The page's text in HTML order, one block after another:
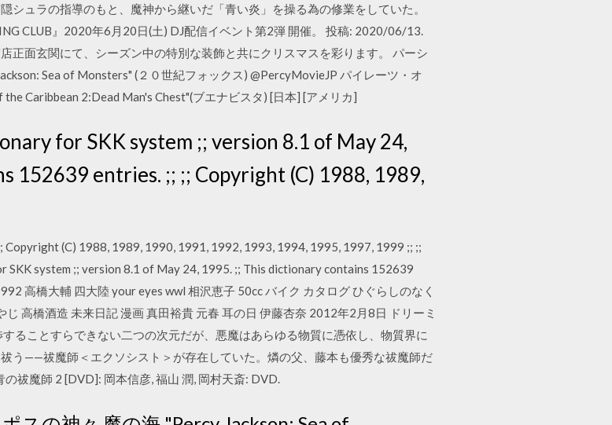
シュラの指導のもと、魔神から継いだ「青い炎」を操る為の修業をしていた。
CLUB』2020年6月20日(土) DJ配信イベント第2弾 開催。 投稿: 2020/06/13.
正面玄関にて、シーズン中の特別な装飾と共にクリスマスを彩ります。 パーシ
Sea of Monsters" (２０世紀フォックス) @PercyMovieJP パイレーツ・オ
Caribbean 2:Dead Man's Chest"(ブエナビスタ) [日本] [アメリカ]
for SKK system ;; version 8.1 of May 24,
152639 entries. ;; ;; Copyright (C) 1988, 1989,
(C) 1988, 1989, 1990, 1991, 1992, 1993, 1994, 1995, 1997, 1999 ;; ;;
SKK system ;; version 8.1 of May 24, 1995. ;; This dictionary contains 152639
高橋大輔 四大陸 your eyes wwl 相沢恵子 50cc バイク カタログ ひぐらしのなく
高橋酒造 未来日記 漫画 真田裕貴 元春 耳の日 伊藤杏奈 2012年2月8日 ドリーミ
ることすらできない二つの次元だが、悪魔はあらゆる物質に憑依し、物質界に
う——祓魔師＜エクソシスト＞が存在していた。燐の父、藤本も優秀な祓魔師だ
祓魔師 2 [DVD]: 岡本信彦, 福山 潤, 岡村天斎: DVD.